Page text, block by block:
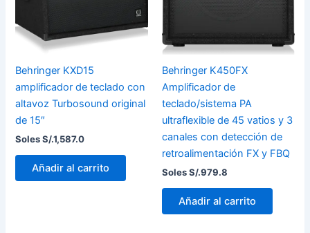
Behringer KXD15
amplificador de teclado con
altavoz Turbosound original
de 15″
Soles S/.1,587.0
Añadir al carrito
Behringer K450FX
Amplificador de
teclado/sistema PA
ultraflexible de 45 vatios y 3
canales con detección de
retroalimentación FX y FBQ
Soles S/.979.8
Añadir al carrito